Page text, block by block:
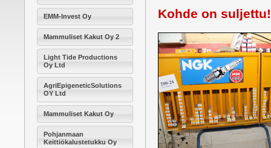
EMM-Invest Oy
Mammuliset Kakut Oy 2
Light Tide Productions
Oy Ltd
AgriEpigeneticSolutions
OY Ltd
Mammuliset Kakut Oy
Pohjanmaan
Keittiökalustetukku Oy
Kohde on suljettu!